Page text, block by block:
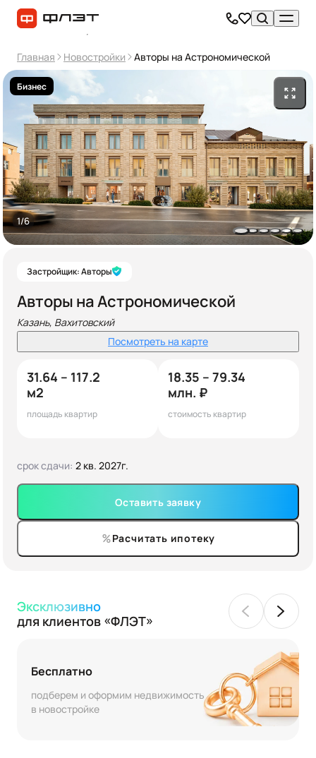
Главная Новостройки Авторы на Астрономической
Бизнес
1/6
Застройщик: Авторы
Авторы на Астрономической
Казань, Вахитовский
Посмотреть на карте
31.64 – 117.2
м2
площадь квартир
18.35 – 79.34
млн. ₽
стоимость квартир
срок сдачи: 2 кв. 2027г.
Оставить заявку
Расчитать ипотеку
Эксклюзивно
для клиентов «ФЛЭТ»
Бесплатно
подберем и оформим недвижимость
в новостройке